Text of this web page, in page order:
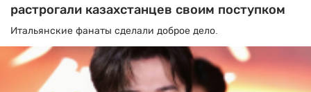
растрогали казахстанцев своим поступком
Итальянские фанаты сделали доброе дело.